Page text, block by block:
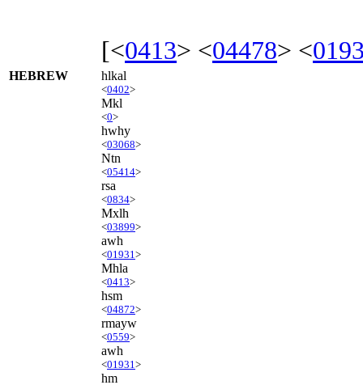
[<0413> <04478> <
HEBREW hlkal
<0402>
Mkl
<0>
hwhy
<03068>
Ntn
<05414>
rsa
<0834>
Mxlh
<03899>
awh
<01931 >
Mhla
<0413>
hsm
<04872>
rmayw
<0559>
awh
<01931 >
hm